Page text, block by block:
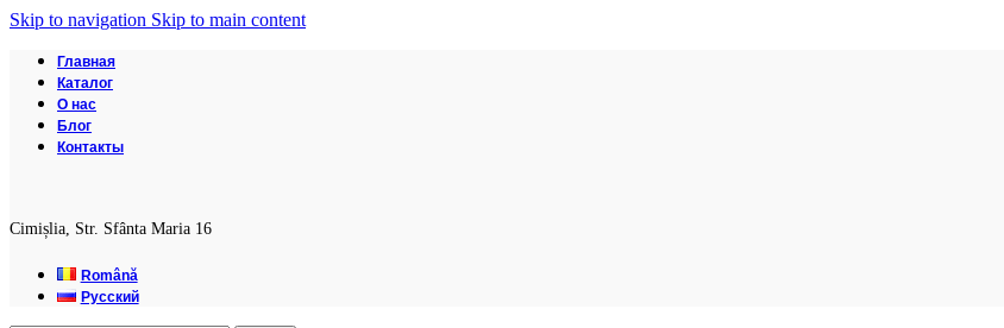
Skip to navigation Skip to main content
Главная
Каталог
О нас
Блог
Контакты
Cimișlia, Str. Sfânta Maria 16
Română
Русский